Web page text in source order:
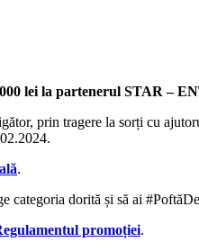
lei la partenerul STAR –
prin tragere la sorți cu
.
categoria dorită și să ai
promoției.